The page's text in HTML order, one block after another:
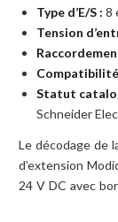
Type d’E/S : 8
Tension
Statut
Schneider
Le décodage de
d’extension
24 V DC avec